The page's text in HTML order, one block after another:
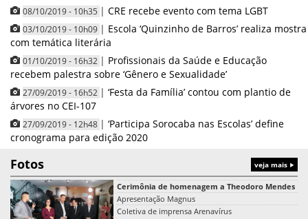
08/10/2019 - 10h35 | CRE recebe evento com tema LGBT
03/10/2019 - 10h09 | Escola ‘Quinzinho de Barros’ realiza mostra
com temática literária
01/10/2019 - 16h32 | Profissionais da Saúde e Educação
recebem palestra sobre ‘Gênero e Sexualidade’
27/09/2019 - 16h52 | ‘Festa da Família’ contou com plantio de
árvores no CEI-107
27/09/2019 - 12h48 | ‘Participa Sorocaba nas Escolas’ define
cronograma para edição 2020
Fotos veja mais
Cerimônia de homenagem a Theodoro Mendes
Apresentação Magnus
Coletiva de imprensa Arenavírus